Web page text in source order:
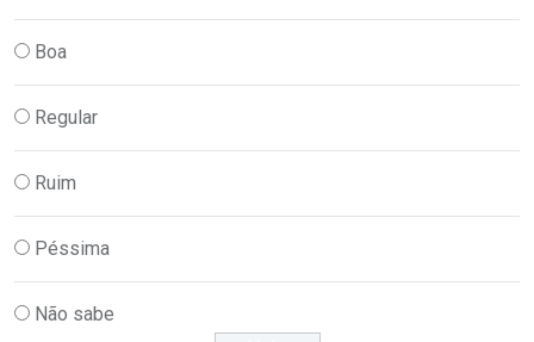
Boa
Regular
Ruim
Péssima
Não sabe